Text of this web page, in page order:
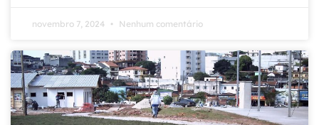
novembro 7, 2024 Nenhum comentário